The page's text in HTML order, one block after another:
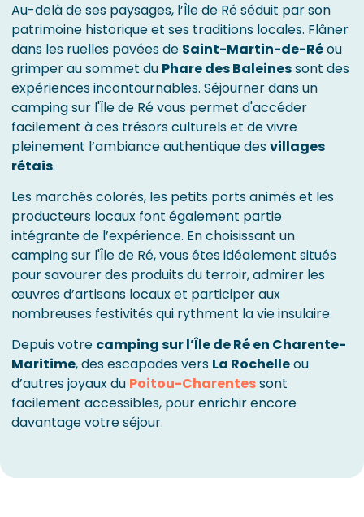
Au-delà de ses paysages, l’Île de Ré séduit par son
patrimoine historique et ses traditions locales. Flâner
dans les ruelles pavées de Saint-Martin-de-Réou
grimper au sommet du Phare des Baleinessont des
expériences incontournables. Séjourner dans un
camping sur l'Île de Ré vous permet d'accéder
facilement à ces trésors culturels et de vivre
pleinement l’ambiance authentique desvillages
rétais.
Les marchés colorés, les petits ports animés et les
producteurs locaux font également partie
intégrante de l’expérience. En choisissant un
camping sur l'Île de Ré, vous êtes idéalement situés
pour savourer des produits du terroir, admirer les
œuvres d’artisans locaux et participer aux
nombreuses festivités qui rythment la vie insulaire.
Depuis votre camping sur l’Île de Ré en Charente-
Maritime, des escapades vers La Rochelleou
d’autres joyaux du Poitou-Charentessont
facilement accessibles, pour enrichir encore
davantage votre séjour.